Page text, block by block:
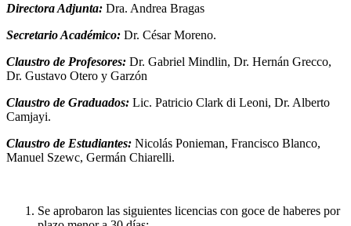
Directora Adjunta: Dra. Andrea Bragas
Secretario Académico: Dr. César Moreno.
Claustro de Profesores: Dr. Gabriel Mindlin, Dr. Hernán Grecco,
Dr. Gustavo Otero y Garzón
Claustro de Graduados: Lic. Patricio Clark di Leoni, Dr. Alberto
Camjayi.
Claustro de Estudiantes: Nicolás Ponieman, Francisco Blanco,
Manuel Szewc, Germán Chiarelli.
Se aprobaron las siguientes licencias con goce de haberes por